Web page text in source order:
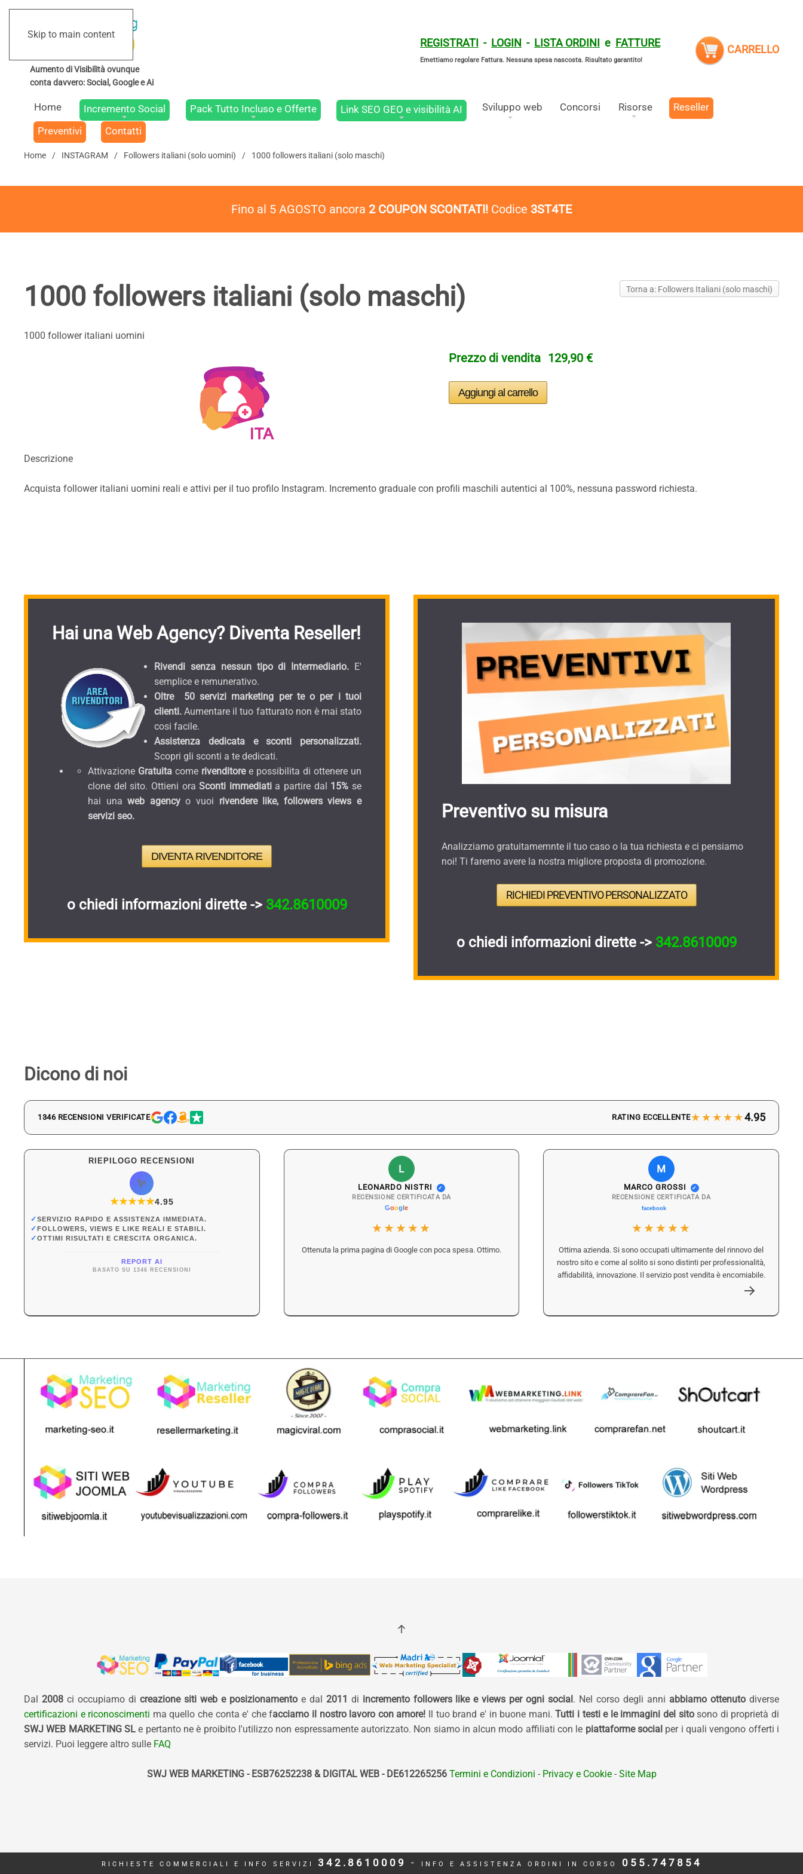
Skip to main content
REGISTRATI - LOGIN - LISTA ORDINI e FATTURE
Emettiamo regolare Fattura. Nessuna spesa nascosta. Risultato garantito!
CARRELLO
Home Incremento Social Pack Tutto Incluso e Offerte Link SEO GEO e visibilità AI Sviluppo web Concorsi Risorse
Reseller
Preventivi
Contatti
Home INSTAGRAM Followers italiani (solo uomini) 1000 followers italiani (solo maschi)
Fino al 5 AGOSTO ancora 2 COUPON SCONTATI! Codice 3ST4TE
Torna a: Followers Italiani (solo maschi)
1000 followers italiani (solo maschi)
1000 follower italiani uomini
Prezzo di vendita 129,90 €
Descrizione
Acquista follower italiani uomini reali e attivi per il tuo profilo Instagram. Incremento graduale con profili maschili autentici al 100%, nessuna password richiesta.
Hai una Web Agency? Diventa Reseller!
Rivendi senza nessun tipo di Intermediario. E'
semplice e remunerativo.
Oltre 50 servizi marketing per te o per i tuoi
clienti. Aumentare il tuo fatturato non è mai stato
cosi facile.
Assistenza dedicata e sconti personalizzati.
Scopri gli sconti a te dedicati.
Attivazione Gratuita come rivenditoree possibilita di ottenere un
clone del sito. Ottieni oraSconti immediati a partire dal 15% se
hai una web agencyo vuoi rivendere like, followers views e
servizi seo.
DIVENTA RIVENDITORE
o chiedi informazioni dirette -> 342.8610009
Preventivo su misura
Analizziamo gratuitamemnte il tuo caso o la tua richiesta e ci pensiamo
noi! Ti faremo avere la nostra migliore proposta di promozione.
RICHIEDI PREVENTIVO PERSONALIZZATO
o chiedi informazioni dirette -> 342.8610009
Dicono di noi
1346 RECENSIONI VERIFICATE RATING ECCELLENTE★★★★★4.95
RIEPILOGO RECENSIONI
✨
★★★★★
★4.95
✓SERVIZIO RAPIDO E ASSISTENZA IMMEDIATA.
✓FOLLOWERS, VIEWS E LIKE REALI E STABILI.
✓OTTIMI RISULTATI E CRESCITA ORGANICA.
REPORT AI
BASATO SU 1346 RECENSIONI
L
LEONARDO NISTRI ✓
RECENSIONE CERTIFICATA DA
★★★★★
Ottenuta la prima pagina di Google con poca spesa. Ottimo.
M
MARCO GROSSI ✓
RECENSIONE CERTIFICATA DA
★★★★★
Ottima azienda. Si sono occupati ultimamente del rinnovo del
nostro sito e come al solito si sono distinti per professionalità,
affidabilità, innovazione. Il servizio post vendita è encomiabile.
Dal 2008ci occupiamo di creazione siti web e posizionamentoe dal 2011 di incremento followers like e views per ogni social. Nel corso degli anni abbiamo ottenuto diverse
certificazioni e riconoscimenti ma quello che conta e' che facciamo il nostro lavoro con amore! Il tuo brand e' in buone mani.Tutti i testi e le immagini del sitosono di proprietà di
SWJ WEB MARKETING SLe pertanto ne è proibito l'utilizzo non espressamente autorizzato. Non siamo in alcun modo affiliati con le piattaforme social per i quali vengono offerti i
servizi. Puoi leggere altro sulle FAQ
SWJ WEB MARKETING - ESB76252238 & DIGITAL WEB - DE612265256Termini e Condizioni - Privacy e Cookie- Site Map
RICHIESTE COMMERCIALI E INFO SERVIZI 342.8610009 - INFO E ASSISTENZA ORDINI IN CORSO 055.747854